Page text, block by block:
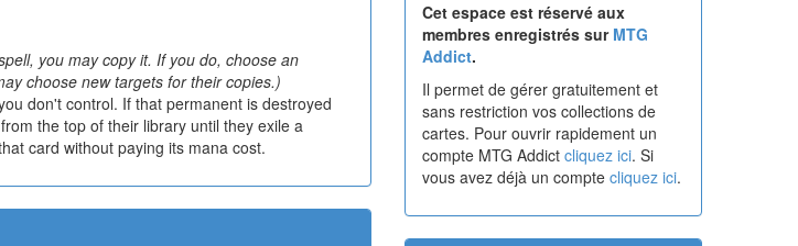
you may copy it. If you do, choose an
choose new targets for their copies.)
don't control. If that permanent is destroyed
the top of their library until they exile a
card without paying its mana cost.
Cet espace est réservé aux
membres enregistrés sur MTG
Addict.
Il permet de gérer gratuitement et
sans restriction vos collections de
cartes. Pour ouvrir rapidement un
compte MTG Addict cliquez ici. Si
vous avez déjà un compte cliquez ici.